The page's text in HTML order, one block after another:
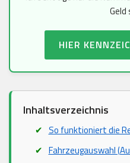
Geld
HIER
Inhaltsverzeichnis
So funktioniert die
Fahrzeugauswahl